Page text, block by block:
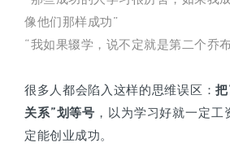
像他们那样成功”
“我如果辍学，说不定就是第二个乔
很多人都会陷入这样的思维误区：
关系”划等号 ，以为学习好就一定
定能创业成功。